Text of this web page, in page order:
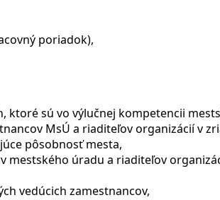
poriadok),
ktoré sú vo výlučnej kompetencii
MsÚ a riaditeľov organizácií v
pôsobnosť mesta,
mestského úradu a riaditeľov
vedúcich zamestnancov,